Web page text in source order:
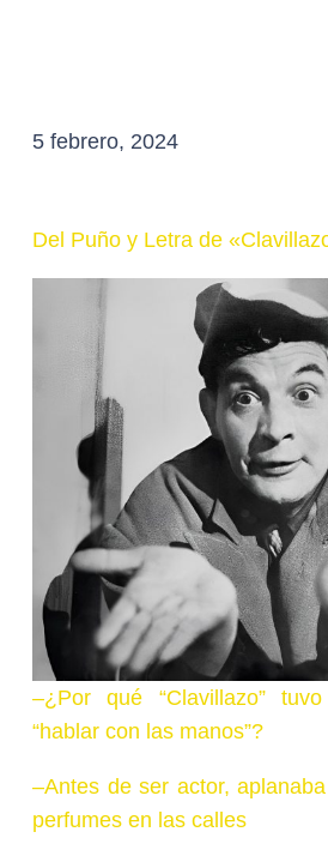
5 febrero, 2024
Del Puño y Letra de
–¿Por qué “Clavillazo”
“hablar con las manos”?
–Antes de ser actor,
perfumes en las calles